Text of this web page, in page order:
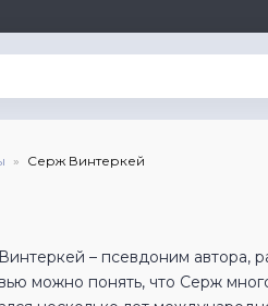
Серж Винтеркей
– псевдоним автора,
можно понять, что Серж